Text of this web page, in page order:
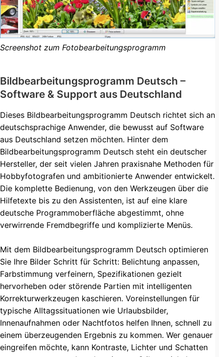
Screenshot zum Fotobearbeitungsprogramm
Bildbearbeitungsprogramm Deutsch –
Software & Support aus Deutschland
Dieses Bildbearbeitungsprogramm Deutsch richtet sich an
deutschsprachige Anwender, die bewusst auf Software
aus Deutschland setzen möchten. Hinter dem
Bildbearbeitungsprogramm Deutsch steht ein deutscher
Hersteller, der seit vielen Jahren praxisnahe Methoden für
Hobbyfotografen und ambitionierte Anwender entwickelt.
Die komplette Bedienung, von den Werkzeugen über die
Hilfetexte bis zu den Assistenten, ist auf eine klare
deutsche Programmoberfläche abgestimmt, ohne
verwirrende Fremdbegriffe und komplizierte Menüs.
Mit dem Bildbearbeitungsprogramm Deutsch optimieren
Sie Ihre Bilder Schritt für Schritt: Belichtung anpassen,
Farbstimmung verfeinern, Spezifikationen gezielt
hervorheben oder störende Partien mit intelligenten
Korrekturwerkzeugen kaschieren. Voreinstellungen für
typische Alltagssituationen wie Urlaubsbilder,
Innenaufnahmen oder Nachtfotos helfen Ihnen, schnell zu
einem überzeugenden Ergebnis zu kommen. Wer genauer
eingreifen möchte, kann Kontraste, Lichter und Schatten